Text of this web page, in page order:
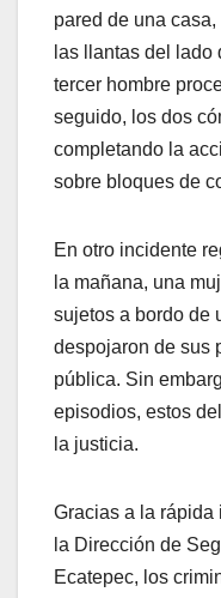
pared de una
las llantas del lado
tercer hombre
seguido, los dos
completando la
sobre bloques de
En otro incidente
la mañana, una
sujetos a bordo de
despojaron de sus
pública. Sin
episodios, estos
la justicia.
Gracias a la rápida
la Dirección de
Ecatepec, los